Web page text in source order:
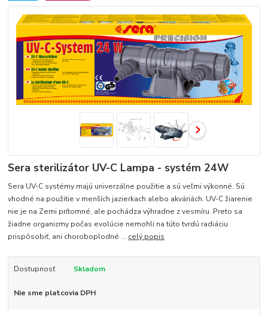
Sera sterilizátor UV-C Lampa - systém 24W
Sera UV-C systémy majú univerzálne použitie a sú veľmi výkonné. Sú
vhodné na použitie v menších jazierkach alebo akváriách. UV-C žiarenie
nie je na Zemi prítomné, ale pochádza výhradne z vesmíru. Preto sa
žiadne organizmy počas evolúcie nemohli na túto tvrdú radiáciu
prispôsobiť, ani choroboplodné ... celý popis
Dostupnosť Skladom
Nie sme platcovia DPH